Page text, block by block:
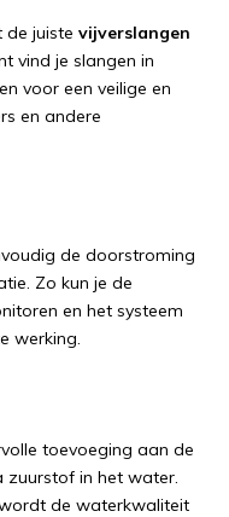
de juiste vijverslangen
vind je slangen in
voor een veilige en
en andere
de doorstroming
Zo kun je de
en het systeem
werking.
toevoeging aan de
zuurstof in het water.
de waterkwaliteit